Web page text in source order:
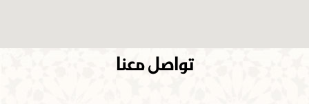
تواصل معنا